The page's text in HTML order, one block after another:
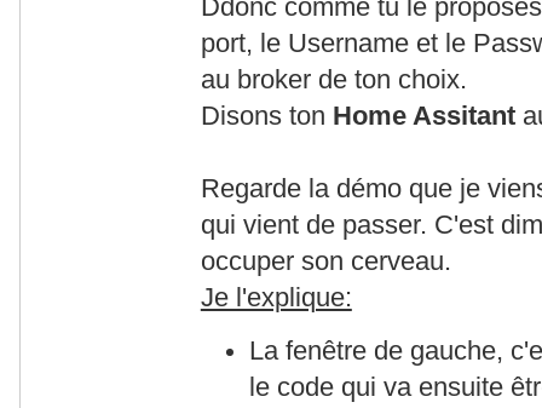
Ddonc comme tu le
port, le Username et le
au broker de ton choix.
Disons ton Home Assitant
Regarde la démo que je
qui vient de passer. C'est
occuper son cerveau.
Je l'explique:
La fenêtre de gauche,
le code qui va ensuite